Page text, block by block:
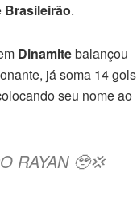
Brasileirão.
Dinamitebalançou
já soma 14 gols
seu nome ao
RAYAN 🥹💢